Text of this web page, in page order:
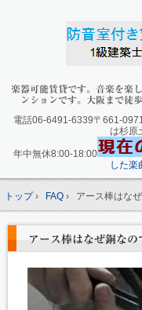
楽器可能賃貸です。音楽を楽
ンションです。大阪まで徒
電話06-6491-6339〒661-
は杉原
年中無休8:00-18:00
した楽
トップ› FAQ› アース棒はな
アース棒はなぜ銅なの